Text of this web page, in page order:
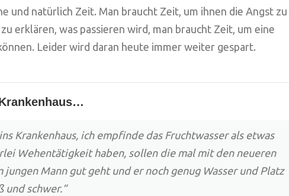
und natürlich Zeit. Man braucht Zeit, um ihnen die Angst zu
erklären, was passieren wird, man braucht Zeit, um eine
Leider wird daran heute immer weiter gespart.
Krankenhaus, ich empfinde das Fruchtwasser als etwas
Wehentätigkeit haben, sollen die mal mit den neueren
jungen Mann gut geht und er noch genug Wasser und Platz
und schwer.“